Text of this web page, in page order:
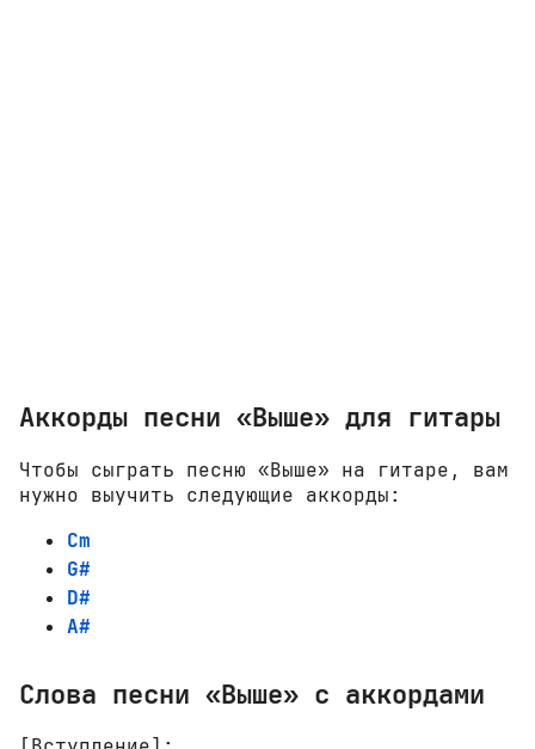
Аккорды песни «Выше» для гитары
Чтобы сыграть песню «Выше» на гитаре, вам
нужно выучить следующие аккорды:
Cm
G#
D#
A#
Слова песни «Выше» с аккордами